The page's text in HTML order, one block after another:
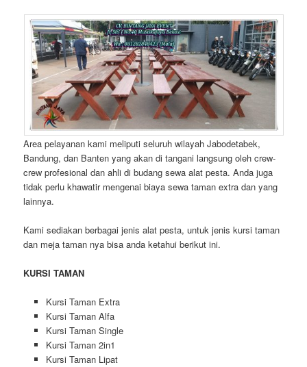
Area pelayanan kami meliputi seluruh wilayah Jabodetabek,
Bandung, dan Banten yang akan di tangani langsung oleh crew-
crew profesional dan ahli di budang sewa alat pesta. Anda juga
tidak perlu khawatir mengenai biaya sewa taman extra dan yang
lainnya.
Kami sediakan berbagai jenis alat pesta, untuk jenis kursi taman
dan meja taman nya bisa anda ketahui berikut ini.
KURSI TAMAN
Kursi Taman Extra
Kursi Taman Alfa
Kursi Taman Single
Kursi Taman 2in1
Kursi Taman Lipat